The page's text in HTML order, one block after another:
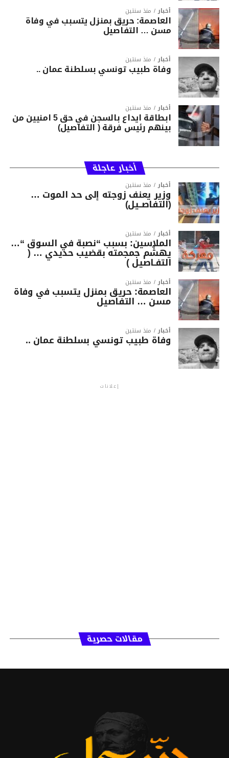
أخبار منذ سنتين
العاصمة: حريق بمنزل يتسبب في وفاة
مسن … التفاصيل
أخبار منذ سنتين
وفاة طبيب تونسي بسلطنة عمان ..
أخبار منذ سنتين
ابطاقة ايداع بالسجن في حق 5 امنيين من
بينهم رئيس فرقة ( التفاصيل)
أخبار عاجلة
أخبار منذ سنتين
وزير يعنف زوجته إلى حد الموت …
(التفاصــيل)
أخبار منذ سنتين
الملاسين: بسبب “نصبة في السوق “…
يهشّم جمجمته بقضيب حديدي … (
التفـاصيل )
أخبار منذ سنتين
العاصمة: حريق بمنزل يتسبب في وفاة
مسن … التفاصيل
أخبار منذ سنتين
وفاة طبيب تونسي بسلطنة عمان ..
إعلانات
مقالات حصرية